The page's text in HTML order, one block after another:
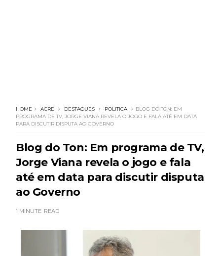
HOME ACRE DESTAQUES POLITICA
BLOG DO TON: EM
PROGRAMA DE TV, JORGE VIANA REVELA O JOGO E FALA ATÉ EM DATA
PARA DISCUTIR DISPUTA AO GOVERNO
Blog do Ton: Em programa de TV,
Jorge Viana revela o jogo e fala
até em data para discutir disputa
ao Governo
1 MINUTE READ